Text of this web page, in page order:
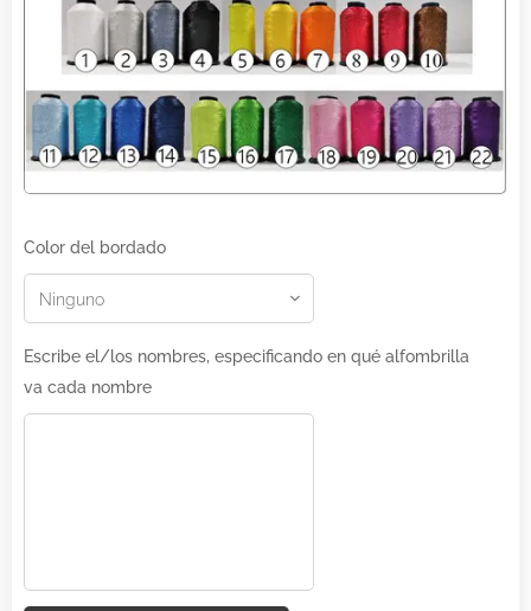
Color del bordado
Escribe el/los nombres, especificando en qué alfombrilla
va cada nombre